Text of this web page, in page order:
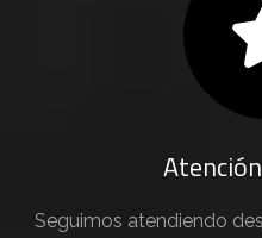
Seguimos atendiendo